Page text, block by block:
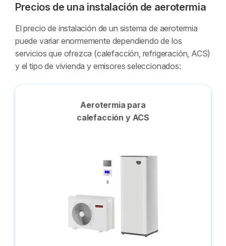
Precios de una instalación de aerotermia
El precio de instalación de un sistema de aerotermia
puede variar enormemente dependiendo de los
servicios que ofrezca (calefacción, refrigeración, ACS)
y el tipo de vivienda y emisores seleccionados:
Aerotermia para
calefacción y ACS